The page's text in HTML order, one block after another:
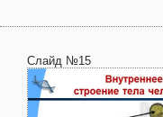
Слайд №15